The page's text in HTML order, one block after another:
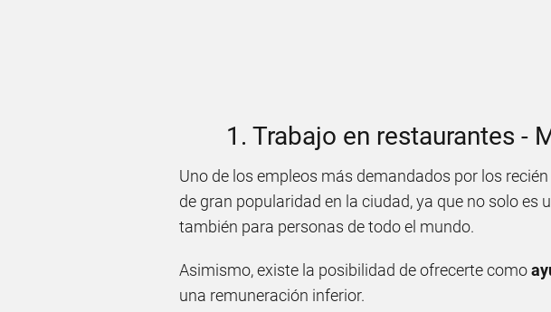
1. Trabajo en restaurantes -
Uno de los empleos más demandados por los
de gran popularidad en la ciudad, ya que no solo
también para personas de todo el mundo.
Asimismo, existe la posibilidad de ofrecerte como
una remuneración inferior.